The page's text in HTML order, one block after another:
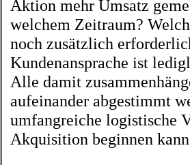
Aktion mehr Umsatz
welchem Zeitraum?
noch zusätzlich
Kundenansprache ist
Alle damit
aufeinander abgestimmt
umfangreiche logistische
Akquisition beginnen